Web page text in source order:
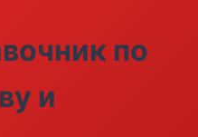
по
и